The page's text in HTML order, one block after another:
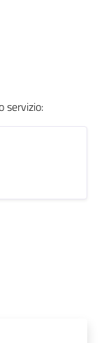
servizio: